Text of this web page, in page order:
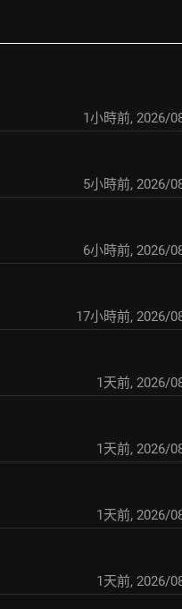
1小時前, 2026/
5小時前, 2026/
6小時前, 2026/
17小時前, 2026/
1天前, 2026/
1天前, 2026/
1天前, 2026/
1天前, 2026/